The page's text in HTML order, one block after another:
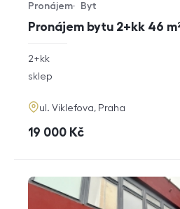
Pronájem bytu 2+kk 46
Typ nabídky
Pronájem
Typ nemovitosti
Byt
rozměry
2+kk
funkce
sklep
adresa
ul. Viklefova, Praha
cena
19 000 Kč